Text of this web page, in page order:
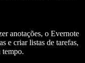
anotações, o Evernote
e criar listas de tarefas,
tempo.